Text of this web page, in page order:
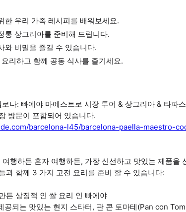
한 우리 가족 레시피를 배워보세요.
통 상그리아를 준비해 드립니다.
와 비밀을 즐길 수 있습니다.
리하고 함께 공동 식사를 즐기세요.
나: 빠에야 마에스트로 시장 투어 & 상그리아 & 타파
방문이 포함되어 있습니다.
barcelona-l45/barcelona-paella-maestro-
행하든 혼자 여행하든, 가장 신선하고 맛있는 제품을
과 함께 3 가지 고전 요리를 준비 할 수 있습니다:
든 상징적 인 쌀 요리 인 빠에야
공되는 맛있는 현지 스타터, 판 콘 토마테(Pan con